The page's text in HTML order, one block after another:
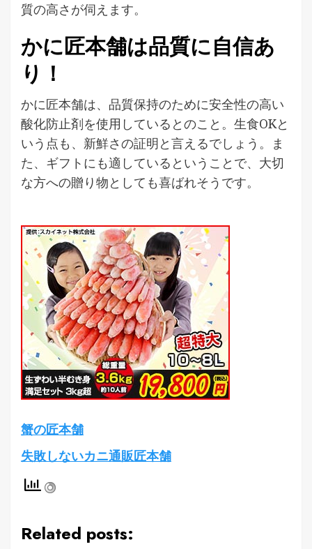
質の高さが伺えます。
かに匠本舗は品質に自信あ
り！
かに匠本舗は、品質保持のために安全性の高い
酸化防止剤を使用しているとのこと。生食OKと
いう点も、新鮮さの証明と言えるでしょう。ま
た、ギフトにも適しているということで、大切
な方への贈り物としても喜ばれそうです。
蟹の匠本舗
失敗しないカニ通販匠本舗
Related posts: